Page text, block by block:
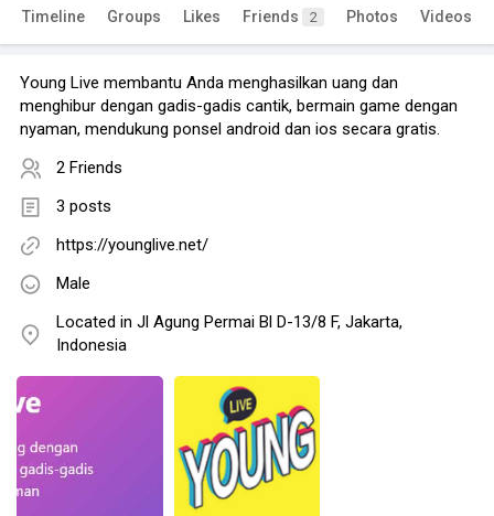
Timeline Groups Likes Friends 2 Photos Videos
Young Live membantu Anda menghasilkan uang dan
menghibur dengan gadis-gadis cantik, bermain game dengan
nyaman, mendukung ponsel android dan ios secara gratis.
2 Friends
3 posts
https://younglive.net/
Male
Located in Jl Agung Permai Bl D-13/8 F, Jakarta,
Indonesia